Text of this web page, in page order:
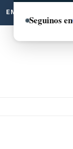
EMPRENDE VERDE
Seguinos en